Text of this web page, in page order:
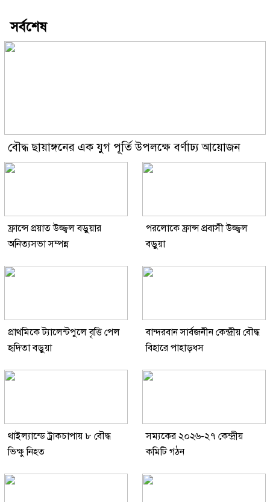
সর্বশেষ
বৌদ্ধ ছায়াঙ্গনের এক যুগ পূর্তি উপলক্ষে বর্ণাঢ্য আয়োজন
ফ্রান্সে প্রয়াত উজ্জ্বল বড়ুয়ার
অনিত্যসভা সম্পন্ন
পরলোকে ফ্রান্স প্রবাসী উজ্জ্বল
বড়ুয়া
প্রাথমিকে ট্যালেন্টপুলে বৃত্তি পেল
হৃদিতা বড়ুয়া
বান্দরবান সার্বজনীন কেন্দ্রীয় বৌদ্ধ
বিহারে পাহাড়ধস
থাইল্যান্ডে ট্রাকচাপায় ৮ বৌদ্ধ
ভিক্ষু নিহত
সম্যকের ২০২৬-২৭ কেন্দ্রীয়
কমিটি গঠন